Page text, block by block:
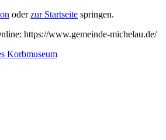
oderzur Startseite springen.
https://www.gemeinde-michelau.de/